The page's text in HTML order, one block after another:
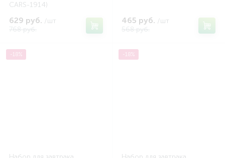
CARS-1914)
629 руб. /шт
768 руб.
465 руб. /шт
568 руб.
-18% -18%